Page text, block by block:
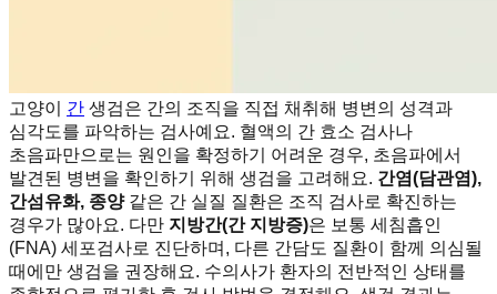
고양이 간 생검은 간의 조직을 직접 채취해 병변의 성격과
심각도를 파악하는 검사예요. 혈액의 간 효소 검사나
초음파만으로는 원인을 확정하기 어려운 경우, 초음파에서
발견된 병변을 확인하기 위해 생검을 고려해요. 간염(담관염),
간섬유화, 종양같은 간 실질 질환은 조직 검사로 확진하는
경우가 많아요. 다만 지방간(간 지방증)은 보통 세침흡인
(FNA) 세포검사로 진단하며, 다른 간담도 질환이 함께 의심될
때에만 생검을 권장해요. 수의사가 환자의 전반적인 상태를